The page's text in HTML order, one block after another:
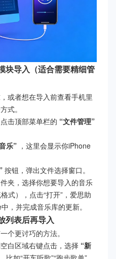
块导入（适合需要精细管
或者想在导入前查看手机里
式。
击顶部菜单栏的 “文件管理”
乐” ，这里会显示你iPhone
按钮，弹出文件选择窗口。
夹，选择你想要导入的音乐
式），点击“打开”，爱思助
，并完成音乐库的更新。
列表后再导入
个更讨巧的方法。
白区域右键点击，选择 “新